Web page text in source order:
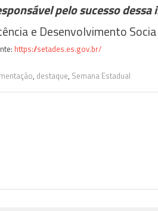
pelo sucesso dessa
e Desenvolvimento
https://setades.es.gov.br/
, destaque, Semana Estadual